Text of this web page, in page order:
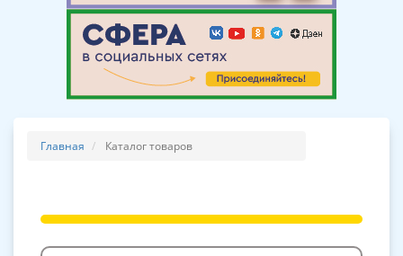
Главная Каталог товаров